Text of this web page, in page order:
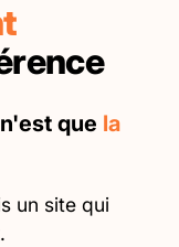
que la
un site qui